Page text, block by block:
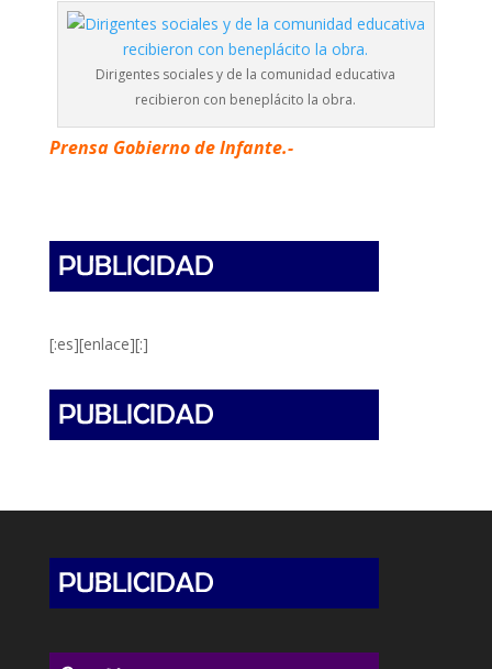
Dirigentes sociales y de la comunidad educativa
recibieron con beneplácito la obra.
Prensa Gobierno de Infante.-
[:es][enlace][:]